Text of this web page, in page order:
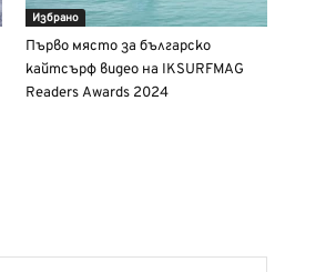
Избрано
Първо място за българско
кайтсърф видео на IKSURFMAG
Readers Awards 2024